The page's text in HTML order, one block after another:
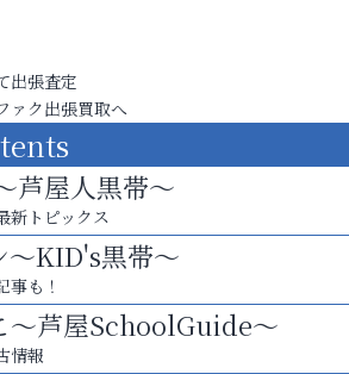
出張査定
ァク出張買取へ
芦屋人黒帯～
新トピックス
～KID's黒帯～
事も！
～芦屋SchoolGuide～
情報